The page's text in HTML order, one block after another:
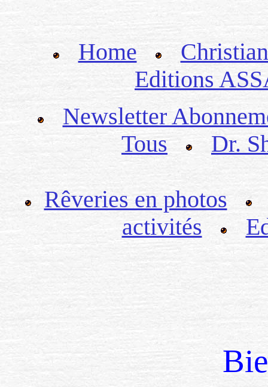
Home
Editions
Newsletter
Tous
Dr.
Rêveries en photos
activités